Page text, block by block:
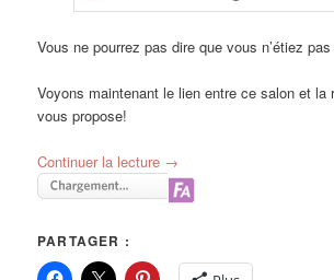
Vous ne pourrez pas dire que vous n’étiez
Voyons maintenant le lien entre ce salon et la
vous propose!
Continuer la lecture →
PARTAGER :